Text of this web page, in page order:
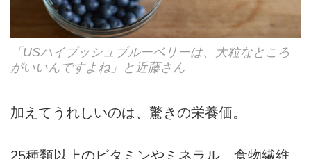
「USハイブッシュブルーベリーは、大粒なところ
がいいんですよね」と近藤さん
加えてうれしいのは、驚きの栄養価。
25種類以上のビタミンやミネラル、食物繊維